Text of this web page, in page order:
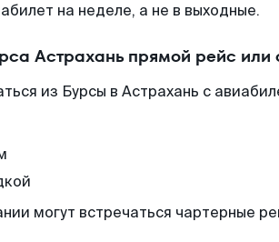
на неделе, а не в выходные.
Астрахань прямой рейс
из Бурсы в Астрахань с
могут встречаться чартерные